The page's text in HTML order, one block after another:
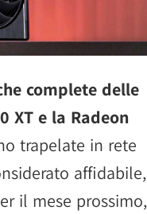
complete delle
XT e la Radeon
trapelate in rete
affidabile,
il mese prossimo,